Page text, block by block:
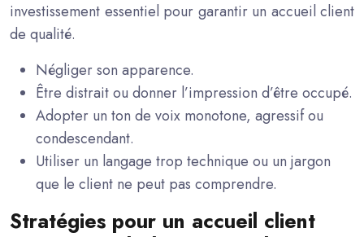
investissement essentiel pour garantir un accueil client
de qualité.
Négliger son apparence.
Être distrait ou donner l’impression d’être occupé.
Adopter un ton de voix monotone, agressif ou
condescendant.
Utiliser un langage trop technique ou un jargon
que le client ne peut pas comprendre.
Stratégies pour un accueil client